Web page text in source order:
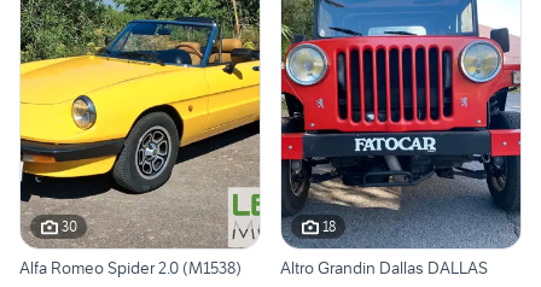
30
Alfa Romeo Spider 2.0 (M1538)
18
Altro Grandin Dallas DALLAS